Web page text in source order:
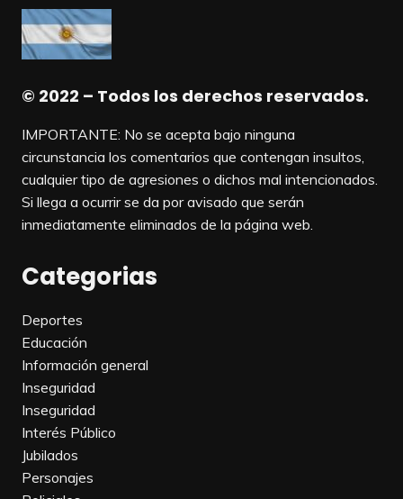
© 2022 – Todos los derechos reservados.
IMPORTANTE: No se acepta bajo ninguna
circunstancia los comentarios que contengan insultos,
cualquier tipo de agresiones o dichos mal intencionados.
Si llega a ocurrir se da por avisado que serán
inmediatamente eliminados de la página web.
Categorias
Deportes
Educación
Información general
Inseguridad
Inseguridad
Interés Público
Jubilados
Personajes